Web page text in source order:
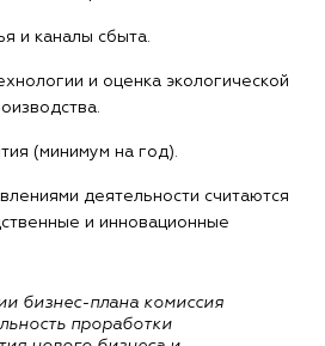
и каналы сбыта.
и оценка экологической
(минимум на год).
деятельности считаются
и инновационные
бизнес-плана комиссия
проработки